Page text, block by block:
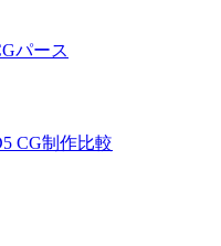
パース
CG制作比較